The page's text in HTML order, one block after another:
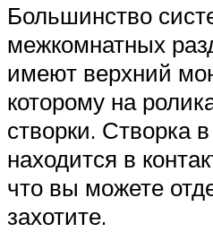
Большинство
межкомнатных
имеют верхний
которому на
створки. Створка
находится в
что вы можете
захотите.